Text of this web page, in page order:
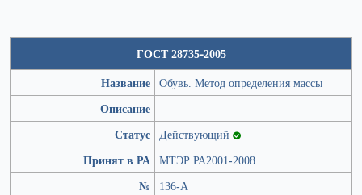
ГОСТ 28735-2005
Название Обувь. Метод определения массы
Описание
Статус Действующий
Принят в РА МТЭР РА2001-2008
№
136-А